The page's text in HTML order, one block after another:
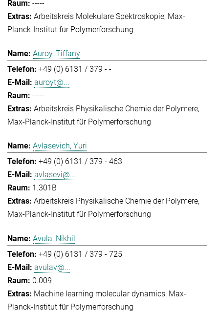
-----
Arbeitskreis Molekulare Spektroskopie Max-
Planck-Institut für Polymerforschung
Auroy, Tiffany
+49 (0) 6131 / 379 - -
auroyt@...
-----
Arbeitskreis Physikalische Chemie der Polymere
Max-Planck-Institut für Polymerforschung
Avlasevich, Yuri
+49 (0) 6131 / 379 - 463
avlasevi@...
1.301B
Arbeitskreis Physikalische Chemie der Polymere
Max-Planck-Institut für Polymerforschung
Avula, Nikhil
+49 (0) 6131 / 379 - 725
avulav@...
0.009
Machine learning molecular dynamics Max-
Planck-Institut für Polymerforschung